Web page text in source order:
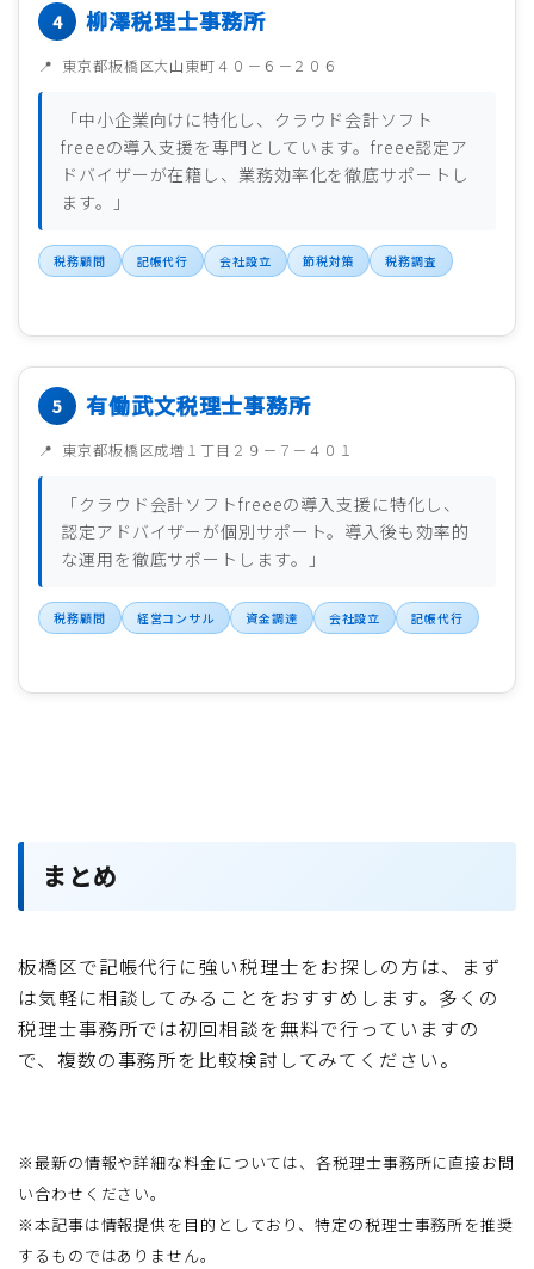
柳澤税理士事務所
東京都板橋区大山東町４０－６－２０６
「中小企業向けに特化し、クラウド会計ソフト
freeeの導入支援を専門としています。freee認定ア
ドバイザーが在籍し、業務効率化を徹底サポートし
ます。」
税務顧問 記帳代行 会社設立 節税対策 税務調査
有働武文税理士事務所
東京都板橋区成増１丁目２９－７－４０１
「クラウド会計ソフトfreeeの導入支援に特化し、
認定アドバイザーが個別サポート。導入後も効率的
な運用を徹底サポートします。」
税務顧問 経営コンサル 資金調達 会社設立 記帳代行
まとめ
板橋区で記帳代行に強い税理士をお探しの方は、まず
は気軽に相談してみることをおすすめします。多くの
税理士事務所では初回相談を無料で行っていますの
で、複数の事務所を比較検討してみてください。
※最新の情報や詳細な料金については、各税理士事務所に直接お問
い合わせください。
※本記事は情報提供を目的としており、特定の税理士事務所を推奨
するものではありません。